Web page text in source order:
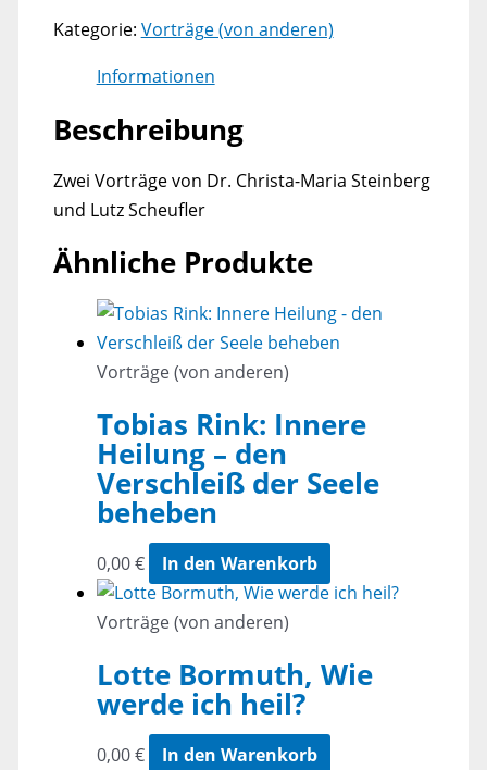
Kategorie: Vorträge (von anderen)
Informationen
Beschreibung
Zwei Vorträge von Dr. Christa-Maria Steinberg
und Lutz Scheufler
Ähnliche Produkte
Vorträge (von anderen)
Tobias Rink: Innere
Heilung – den
Verschleiß der Seele
beheben
0,00€ In den Warenkorb
Vorträge (von anderen)
Lotte Bormuth, Wie
werde ich heil?
0,00€ In den Warenkorb